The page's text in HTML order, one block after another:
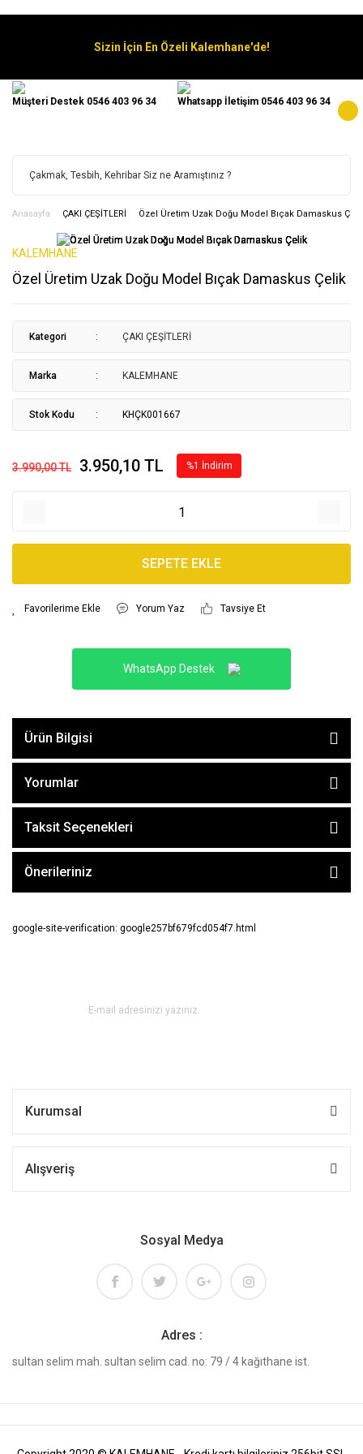
Sizin İçin En Özeli Kalemhane'de!
Müşteri Destek 0546 403 96 34 Whatsapp İletişim 0546 403 96 34
Anasayfa ÇAKI ÇEŞİTLERİ Özel Üretim Uzak Doğu Model Bıçak Damaskus
KALEMHANE
Özel Üretim Uzak Doğu Model Bıçak Damaskus Çelik
Kategori ÇAKI ÇEŞİTLERİ
Marka KALEMHANE
Stok Kodu KHÇK001667
3.990,00 TL 3.950,10 TL %1 İndirim
SEPETE EKLE
Yorum Yaz Tavsiye Et
WhatsApp Destek
Ürün Bilgisi
Yorumlar
Taksit Seçenekleri
Önerileriniz
google-site-verification: google257bf679fcd054f7.html
Kurumsal
Alışveriş
Sosyal Medya
Adres :
sultan selim mah. sultan selim cad. no: 79 / 4 kağıthane ist.